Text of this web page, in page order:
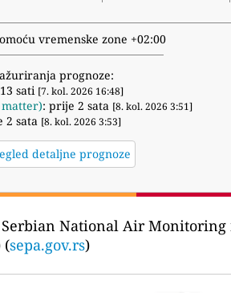
vremenske zone +02:00
prognoze:
sati [7. kol. 2026 16:48]
: prije 2 sata [8. kol. 2026 3:51]
2 sata [8. kol. 2026 3:53]
detaljne prognoze
Serbian National Air
(sepa.gov.rs)